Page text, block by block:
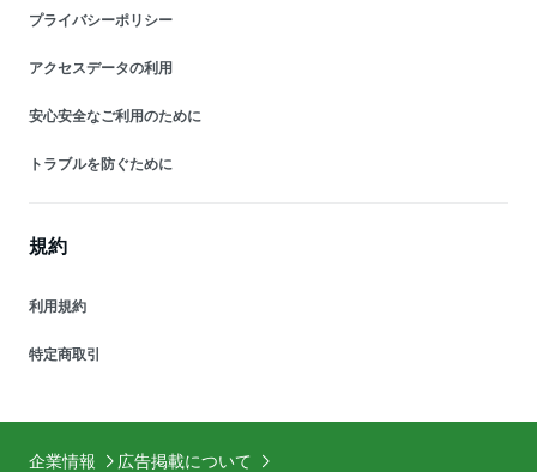
プライバシーポリシー
アクセスデータの利用
安心安全なご利用のために
トラブルを防ぐために
規約
利用規約
特定商取引
企業情報 広告掲載について